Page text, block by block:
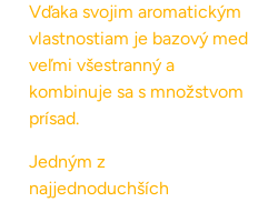
Vďaka svojim aromatickým
vlastnostiam je bazový med
veľmi všestranný a
kombinuje sa s množstvom
prísad.
Jedným z
najjednoduchších